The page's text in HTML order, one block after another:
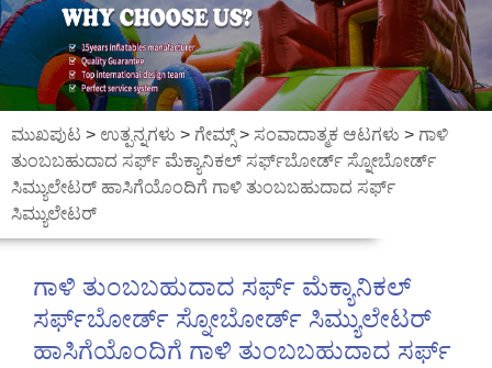
ಮುಖಪುಟ > ಉತ್ಪನ್ನಗಳು > ಗೇಮ್ಸ್> ಸಂವಾದಾತ್ಮಕ ಆಟಗಳು > ಗಾಳಿ
ತುಂಬಬಹುದಾದ ಸರ್ಫ್ ಮೆಕ್ಯಾನಿಕಲ್ ಸರ್ಫ್‌ಬೋರ್ಡ್ ಸ್ನೋಬೋರ್ಡ್
ಸಿಮ್ಯುಲೇಟರ್ ಹಾಸಿಗೆಯೊಂದಿಗೆ ಗಾಳಿ ತುಂಬಬಹುದಾದ ಸರ್ಫ್
ಸಿಮ್ಯುಲೇಟರ್
ಗಾಳಿ ತುಂಬಬಹುದಾದ ಸರ್ಫ್ ಮೆಕ್ಯಾನಿಕಲ್
ಸರ್ಫ್‌ಬೋರ್ಡ್ ಸ್ನೋಬೋರ್ಡ್ ಸಿಮ್ಯುಲೇಟರ್
ಹಾಸಿಗೆಯೊಂದಿಗೆ ಗಾಳಿ ತುಂಬಬಹುದಾದ ಸರ್ಫ್